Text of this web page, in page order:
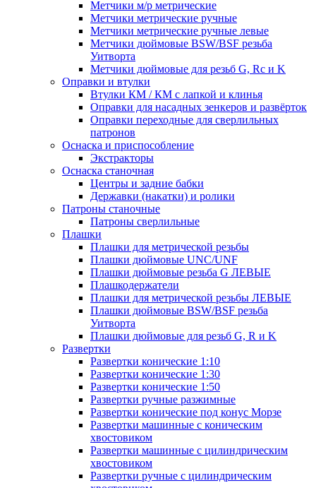
Метчики м/р метрические
Метчики метрические ручные
Метчики метрические ручные левые
Метчики дюймовые BSW/BSF резьба
Уитворта
Метчики дюймовые для резьб G, Rc и K
Оправки и втулки
Втулки КМ / КМ с лапкой и клинья
Оправки для насадных зенкеров и развёрток
Оправки переходные для сверлильных
патронов
Оснаска и приспособление
Экстракторы
Оснаска станочная
Центры и задние бабки
Державки (накатки) и ролики
Патроны станочные
Патроны сверлильные
Плашки
Плашки для метрической резьбы
Плашки дюймовые UNC/UNF
Плашки дюймовые резьба G ЛЕВЫЕ
Плашкодержатели
Плашки для метрической резьбы ЛЕВЫЕ
Плашки дюймовые BSW/BSF резьба
Уитворта
Плашки дюймовые для резьб G, R и K
Развертки
Развертки конические 1:10
Развертки конические 1:30
Развертки конические 1:50
Развертки ручные разжимные
Развертки конические под конус Морзе
Развертки машинные с коническим
хвостовиком
Развертки машинные с цилиндрическим
хвостовиком
Развертки ручные с цилиндрическим